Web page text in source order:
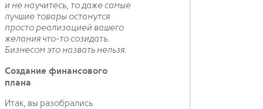
и не научитесь, то даже самые
лучшие товары останутся
просто реализацией вашего
желания что-то созидать.
Бизнесом это назвать нельзя.
Создание финансового
плана
Итак, вы разобрались